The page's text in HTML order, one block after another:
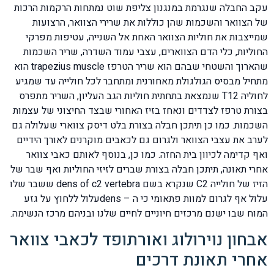
עקב החבלה שנגרמת במנגנון צליפת שוט נמתחות הרקמות הרכות
של הצוואר והשכמות שהן כוללות את שרירי הצוואר, הרצועות
שמייצבות את חוליות הצוואר האחת אל השנייה, עטיפות מפרקי
החוליות, כלי הדם הצווארים, עצבי עמוד השדרה, שריר השכמות
שהארוך והשטחי שבהם הוא שריר הטרפז trapezius muscle הוא
מתחיל מבסיס הגולגולת מאחורנית ומתחבר לכל חולייה עד שמגיע
לחוליה T12 שנמצאת בתחתית חוליות הגב העליון, השריר מתפרס
בצורת טרפז לצדדים ונאחז בזיז האחורי שבצד החיצוני של עצמות
השכמות. כמו כן תיתכן חבלה בצורת בלט דיסק צווארי שעלולה גם
לערב את עצבי הצוואר ולגרום גם לכאבים מוקרנים לאורך הידיים
ואף קדימה לכיוון בית החזה. כמו כן, בנוסף לאותם כאבי צוואר
אחרי תאונה, תיתכן חבלה בצורת שברים לזיזי החוליות ואף שבר של
הזיז של חולייה C2 שנקרא בשם dens of c2 vertebra ששבר שלו
עלול אף לגרום למוות פתאומי כי ה – densעלול ללחוץ על גזע
המוח שבו ישנם מרכזים חיוניים לחיים שלנו ובניהם מרכז הנשימה.
אבחון נוירולוג ואורתופד לכאבי צוואר
אחרי תאונת דרכים